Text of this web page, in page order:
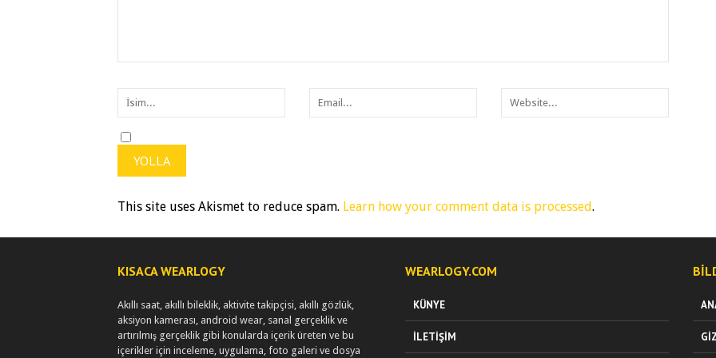
This site uses Akismet to reduce spam. Learn how your comment data is processed.
KISACA WEARLOGY
Akıllı saat, akıllı bileklik, aktivite takipçisi, akıllı gözlük,
aksiyon kamerası, android wear, sanal gerçeklik ve
artırılmış gerçeklik gibi konularda içerik üreten ve bu
içerikler için inceleme, uygulama, foto galeri ve dosya
WEARLOGY.COM
KÜNYE
İLETIŞIM